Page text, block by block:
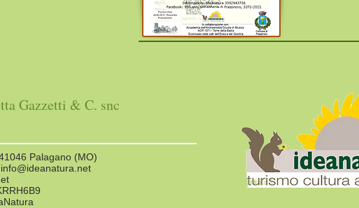
Gazzetti & C. snc
Palagano (MO)
info@ideanatura.net